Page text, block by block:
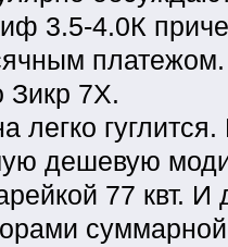
3.5-4.0К
Зикр 7Х.
легко
дешевую
77 квт.